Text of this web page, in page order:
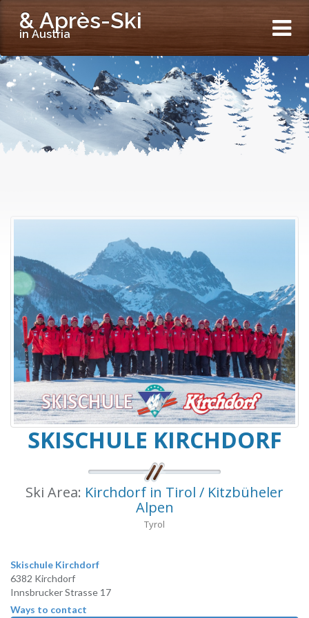
& Après-Ski
in Austria
SKISCHULE KIRCHDORF
Ski Area: Kirchdorf in Tirol / Kitzbüheler
Alpen
Tyrol
Skischule Kirchdorf
6382 Kirchdorf
Innsbrucker Strasse 17
Ways to contact